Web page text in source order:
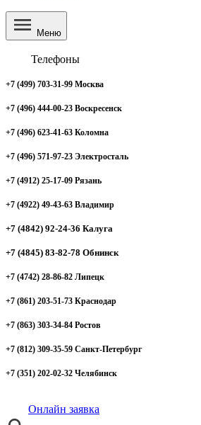
Меню
Телефоны
+7 (499) 703-31-99 Москва
+7 (496) 444-00-23 Воскресенск
+7 (496) 623-41-63 Коломна
+7 (496) 571-97-23 Электросталь
+7 (4912) 25-17-09 Рязань
+7 (4922) 49-43-63 Владимир
+7 (4842) 92-24-36 Калуга
+7 (4845) 83-82-78 Обнинск
+7 (4742) 28-86-82 Липецк
+7 (861) 203-51-73 Краснодар
+7 (863) 303-34-84 Ростов
+7 (812) 309-35-59 Санкт-Петербург
+7 (351) 202-02-32 Челябинск
Онлайн заявка